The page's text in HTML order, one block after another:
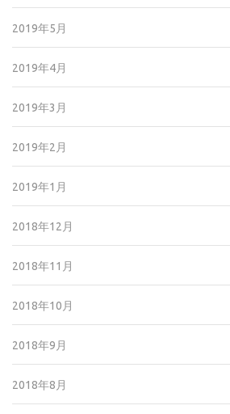
2019年5月
2019年4月
2019年3月
2019年2月
2019年1月
2018年12月
2018年11月
2018年10月
2018年9月
2018年8月